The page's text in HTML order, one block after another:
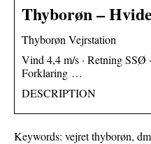
Thyborøn –
Thyborøn Vejrstation
Vind 4,4 m/s · Retning SSØ
Forklaring …
DESCRIPTION
Keywords: vejret thyborøn,